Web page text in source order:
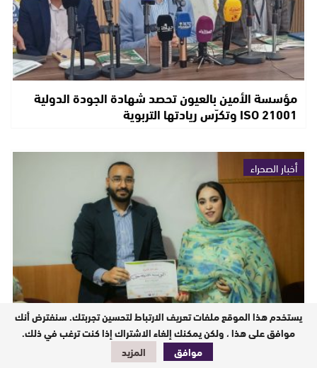
مؤسسة الأمين بالعيون تحصد شهادة الجودة الدولية
ISO 21001 وتكرّس ريادتها التربوية
أخبار الصحراء
العيون تحتضن ندوة علمية حول التمكين الاقتصادي
للمرأة والتنمية المستدامة
يستخدم هذا الموقع ملفات تعريف الارتباط لتحسين تجربتك. سنفترض أنك
موافق على هذا ، ولكن يمكنك إلغاء الاشتراك إذا كنت ترغب في ذلك.
موافق
المزيد